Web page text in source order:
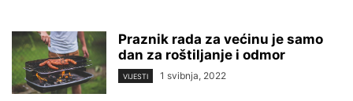
Praznik rada za većinu je samo
dan za roštiljanje i odmor
VIJESTI 1 svibnja, 2022